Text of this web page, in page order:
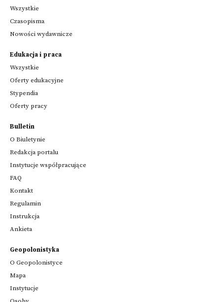
Wszystkie
Czasopisma
Nowości wydawnicze
Edukacja i praca
Wszystkie
Oferty edukacyjne
Stypendia
Oferty pracy
Bulletin
O Biuletynie
Redakcja portalu
Instytucje współpracujące
FAQ
Kontakt
Regulamin
Instrukcja
Ankieta
Geopolonistyka
O Geopolonistyce
Mapa
Instytucje